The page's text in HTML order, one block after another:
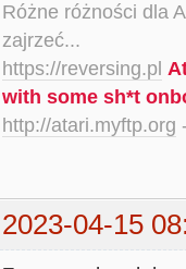
Różne różności dla
zajrzeć...
https://reversing.pl
with some sh*t
http://atari.myftp.org
2023-04-15